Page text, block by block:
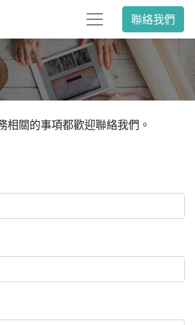
聯絡我們
相關的事項都歡迎聯絡我們。